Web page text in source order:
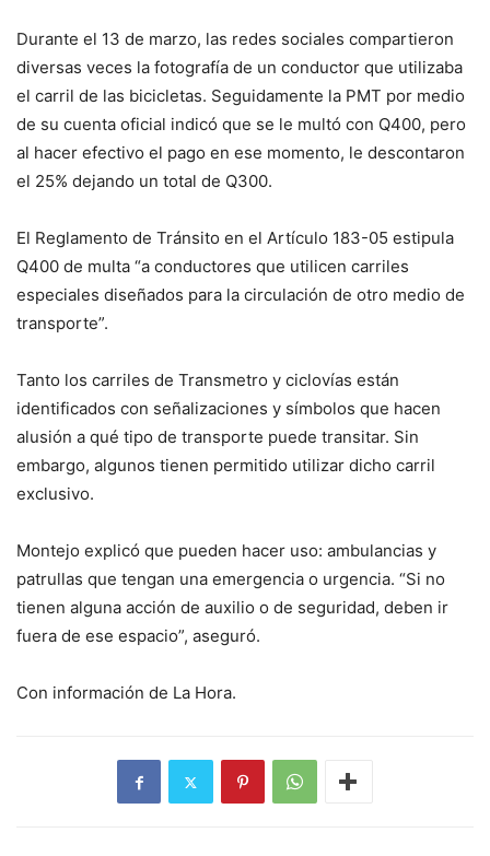
Durante el 13 de marzo, las redes sociales compartieron
diversas veces la fotografía de un conductor que utilizaba
el carril de las bicicletas. Seguidamente la PMT por medio
de su cuenta oficial indicó que se le multó con Q400, pero
al hacer efectivo el pago en ese momento, le descontaron
el 25% dejando un total de Q300.
El Reglamento de Tránsito en el Artículo 183-05 estipula
Q400 de multa “a conductores que utilicen carriles
especiales diseñados para la circulación de otro medio de
transporte”.
Tanto los carriles de Transmetro y ciclovías están
identificados con señalizaciones y símbolos que hacen
alusión a qué tipo de transporte puede transitar. Sin
embargo, algunos tienen permitido utilizar dicho carril
exclusivo.
Montejo explicó que pueden hacer uso: ambulancias y
patrullas que tengan una emergencia o urgencia. “Si no
tienen alguna acción de auxilio o de seguridad, deben ir
fuera de ese espacio”, aseguró.
Con información de La Hora.